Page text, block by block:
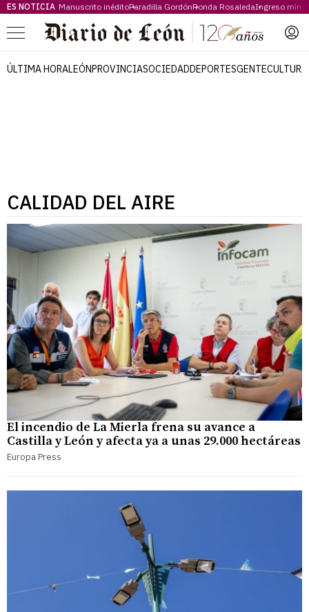
ES NOTICIA Manuscrito inéditoParadilla GordónRonda RosaledaIngreso
Menú
ÚLTIMA HORALEÓNPROVINCIASOCIEDADDEPORTESGENTECULTURA
CALIDAD DEL AIRE
El incendio de La Mierla frena su avance a
Castilla y León y afecta ya a unas 29.000 hectáreas
Europa Press